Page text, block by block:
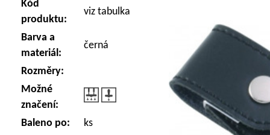
Kód
produktu:
viz tabulka
Barva a
materiál:
černá
Rozměry:
Možné
značení:
Baleno po:
ks